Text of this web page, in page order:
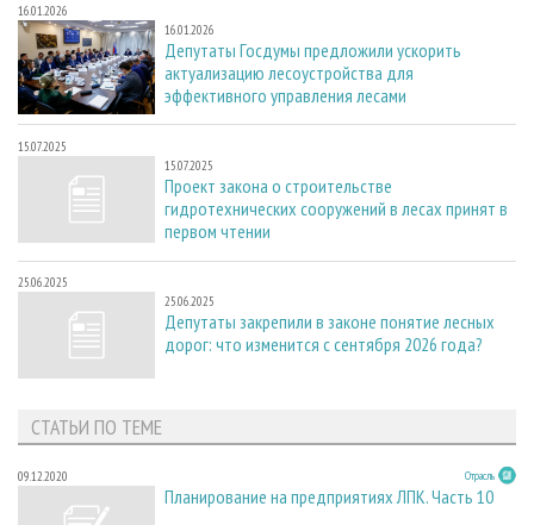
16.01.2026
16.01.2026
Депутаты Госдумы предложили ускорить
актуализацию лесоустройства для
эффективного управления лесами
15.07.2025
15.07.2025
Проект закона о строительстве
гидротехнических сооружений в лесах принят в
первом чтении
25.06.2025
25.06.2025
Депутаты закрепили в законе понятие лесных
дорог: что изменится с сентября 2026 года?
СТАТЬИ ПО ТЕМЕ
09.12.2020 Отрасль
Планирование на предприятиях ЛПК. Часть 10